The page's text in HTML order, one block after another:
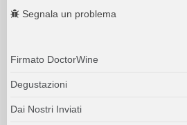
Segnala un problema
Firmato DoctorWine
Degustazioni
Dai Nostri Inviati